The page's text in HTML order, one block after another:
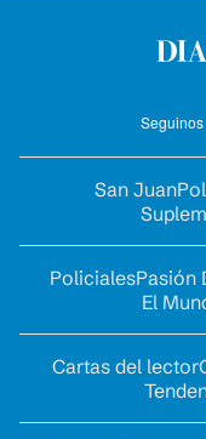
San Juan
PolicialesPasión
El
Cartas del lector